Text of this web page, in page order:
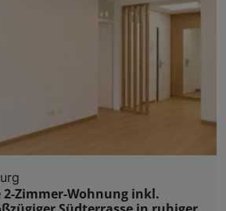
Zimmer-Wohnung inkl.